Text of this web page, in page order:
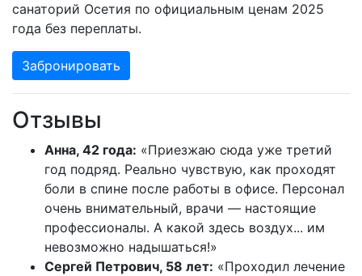
санаторий Осетия по официальным ценам 2025
года без переплаты.
Забронировать
Отзывы
Анна, 42 года: «Приезжаю сюда уже третий
год подряд. Реально чувствую, как проходят
боли в спине после работы в офисе. Персонал
очень внимательный, врачи — настоящие
профессионалы. А какой здесь воздух... им
невозможно надышаться!»
Сергей Петрович, 58 лет: «Проходил лечение